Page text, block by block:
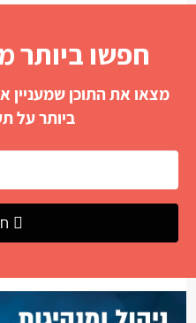
חפשו ביותר מ-700
מצאו את התוכן שמעניין
ביותר על